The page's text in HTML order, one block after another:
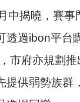
中揭曉，賽事
透過ibon平台
市府亦規劃
提供弱勢族群